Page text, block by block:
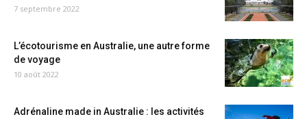
7 septembre 2022
L’écotourisme en Australie, une autre forme
de voyage
10 août 2022
Adrénaline made in Australie : les activités